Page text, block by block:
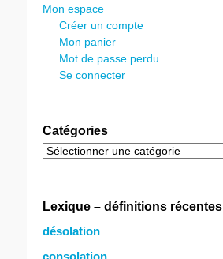
Mon espace
Créer un compte
Mon panier
Mot de passe perdu
Se connecter
Catégories
Catégories
Lexique – définitions récentes
désolation